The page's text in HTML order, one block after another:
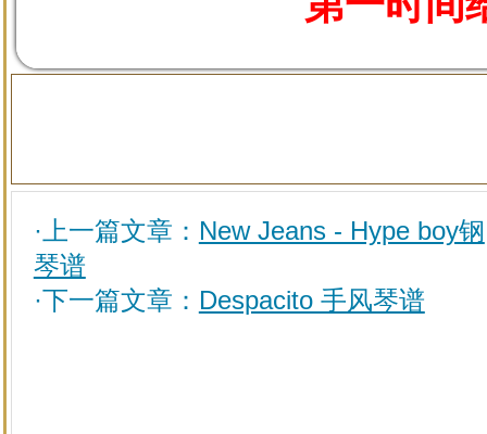
·上一篇文章： New Jeans - Hype boy钢
琴谱
·下一篇文章： Despacito 手风琴谱